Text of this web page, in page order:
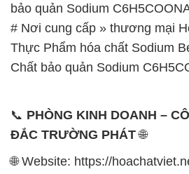
bảo quản Sodium
# Nơi cung cấp » thương mại
Thực Phẩm hóa chất Sodium
Chất bảo quản Sodium
📞 PHÒNG KINH DOANH –
ĐẮC TRƯỜNG PHÁT🌐
🌐 Website: https://